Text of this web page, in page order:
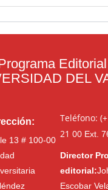
Editorial
DEL
13 # 100-00
Teléfono:
21 00Ext.
Director
editorial:
Escobar